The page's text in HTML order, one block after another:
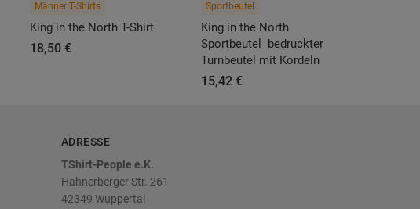
Männer T-Shirts
King in the North T-Shirt
18,50 €
Sportbeutel
King in the North
Sportbeutel  bedruckter
Turnbeutel mit Kordeln
15,42 €
ADRESSE
TShirt-People e.K.
Hahnerberger Str. 261
42349 Wuppertal